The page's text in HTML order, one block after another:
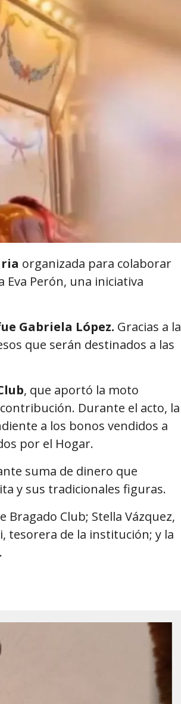
organizada para colaborar
Eva Perón, una iniciativa
Gabriela López. Gracias a la
que serán destinados a las
, que aportó la moto
Durante el acto, la
a los bonos vendidos a
por el Hogar.
suma de dinero que
y sus tradicionales figuras.
Club; Stella Vázquez,
tesorera de la institución; y la